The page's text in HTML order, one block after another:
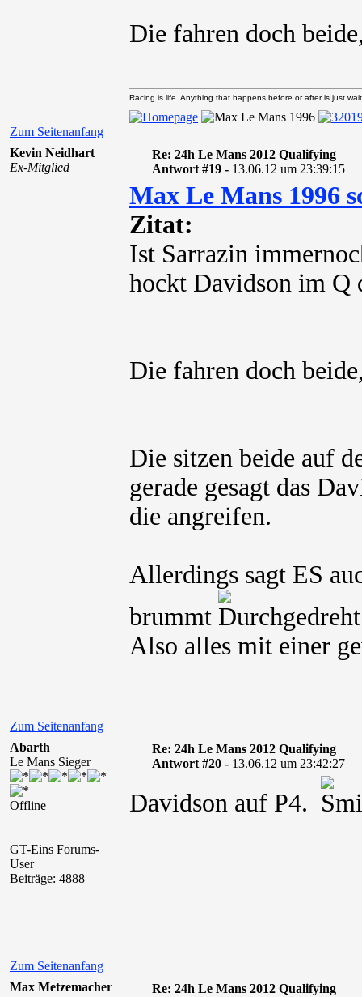
Die fahren doch
Zum Seitenanfang
Racing is life. Anything that happens before or after is just
Kevin Neidhart
Ex-Mitglied
Re: 24h Le Mans 2012 Qualifying
Antwort #19 - 13.06.12 um 23:39:15
Max Le Mans 1996
Zitat:
Ist Sarrazin
hockt Davidson im Q
Die fahren doch
Die sitzen beide auf
gerade gesagt das
die angreifen.
Allerdings sagt ES
brummt
Also alles mit einer
Zum Seitenanfang
Abarth
Le Mans Sieger
Offline
GT-Eins Forums-
User
Beiträge: 4888
Re: 24h Le Mans 2012 Qualifying
Antwort #20 - 13.06.12 um 23:42:27
Davidson auf P4.
Zum Seitenanfang
Max Metzemacher
Re: 24h Le Mans 2012 Qualifying